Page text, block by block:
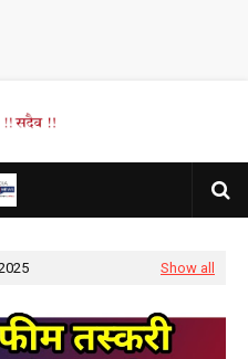
Show all